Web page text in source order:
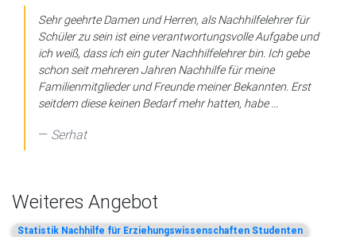
Sehr geehrte Damen und Herren, als Nachhilfelehrer für
Schüler zu sein ist eine verantwortungsvolle Aufgabe und
ich weiß, dass ich ein guter Nachhilfelehrer bin. Ich gebe
schon seit mehreren Jahren Nachhilfe für meine
Familienmitglieder und Freunde meiner Bekannten. Erst
seitdem diese keinen Bedarf mehr hatten, habe ...
Serhat
Weiteres Angebot
Statistik Nachhilfe für Erziehungswissenschaften Studenten